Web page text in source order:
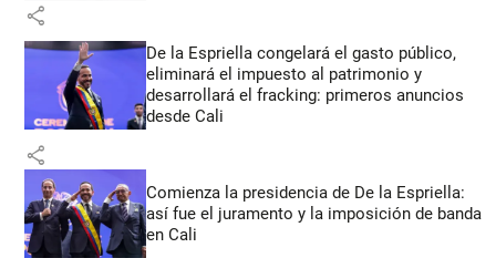
share
De la Espriella congelará el gasto público,
eliminará el impuesto al patrimonio y
desarrollará el fracking: primeros anuncios
desde Cali
share
Comienza la presidencia de De la Espriella:
así fue el juramento y la imposición de banda
en Cali